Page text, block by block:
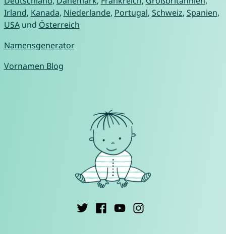
Irland, Kanada, Niederlande, Portugal, Schweiz, Spanien,
USAund Österreich
Namensgenerator
Vornamen Blog